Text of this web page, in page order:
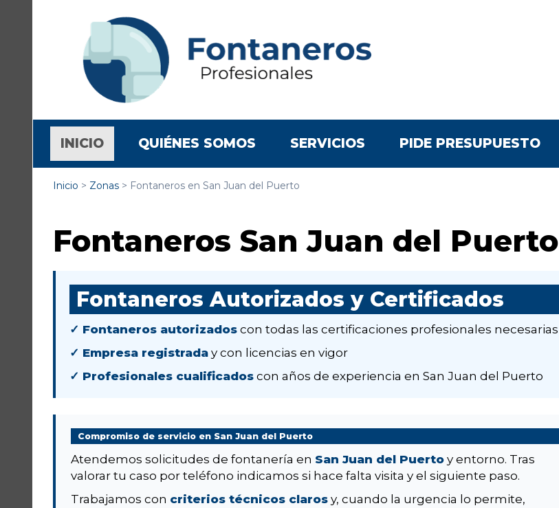
INICIO(CURRENT)
QUIÉNES SOMOS SERVICIOS PIDE PRESUPUESTO
Inicio > Zonas > Fontaneros en San Juan del Puerto
Fontaneros San Juan del Puerto
Fontaneros Autorizados y Certificados
✓ Fontaneros autorizados con todas las certificaciones profesionales necesarias
✓ Empresa registrada y con licencias en vigor
✓ Profesionales cualificados con años de experiencia en San Juan del Puerto
Compromiso de servicio en San Juan del Puerto
Atendemos solicitudes de fontanería en San Juan del Puerto y entorno. Tras
valorar tu caso por teléfono indicamos si hace falta visita y el siguiente paso.
Trabajamos con criterios técnicos claros y, cuando la urgencia lo permite,